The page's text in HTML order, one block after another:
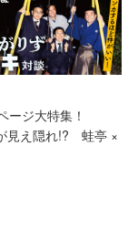
ージ大特集！
見え隠れ!? 蛙亭 ×